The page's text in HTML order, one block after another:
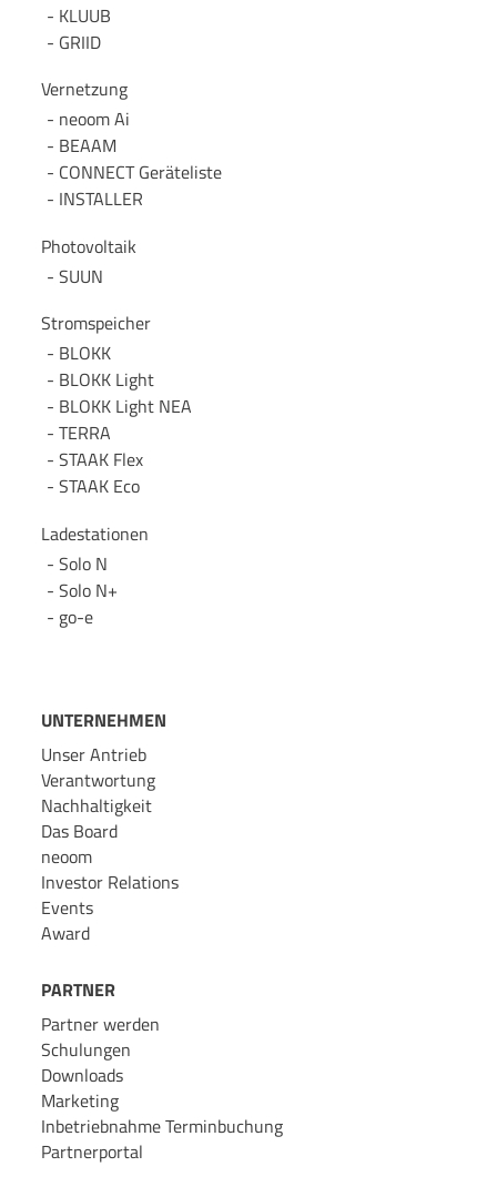
KLUUB
GRIID
Vernetzung
neoom Ai
BEAAM
CONNECT Geräteliste
INSTALLER
Photovoltaik
SUUN
Stromspeicher
BLOKK
BLOKK Light
BLOKK Light NEA
TERRA
STAAK Flex
STAAK Eco
Ladestationen
Solo N
Solo N+
go-e
UNTERNEHMEN
Unser Antrieb
Verantwortung
Nachhaltigkeit
Das Board
neoom
Investor Relations
Events
Award
PARTNER
Partner werden
Schulungen
Downloads
Marketing
Inbetriebnahme Terminbuchung
Partnerportal